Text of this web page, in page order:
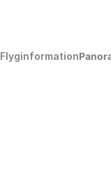
Flyginformation